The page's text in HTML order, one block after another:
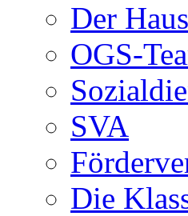
Der
OGS-
SVA
Die